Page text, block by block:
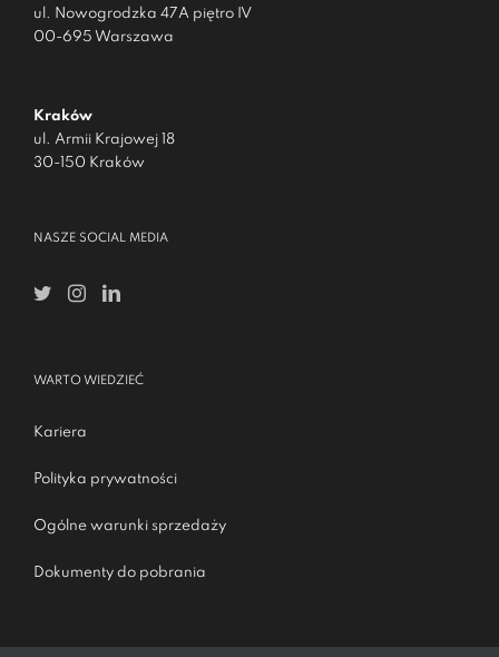
ul. Nowogrodzka 47A piętro IV
00-695 Warszawa
Kraków
ul. Armii Krajowej 18
30-150 Kraków
NASZE SOCIAL MEDIA
WARTO WIEDZIEĆ
Kariera
Polityka prywatności
Ogólne warunki sprzedaży
Dokumenty do pobrania